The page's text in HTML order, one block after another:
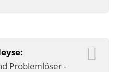
Feng-Shui
Problemlöser -